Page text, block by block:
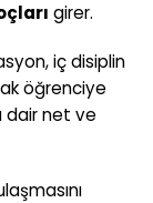
girer.
iç disiplin
öğrenciye
dair net ve